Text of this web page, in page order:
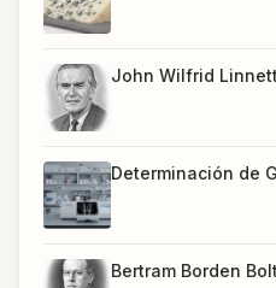
John Wilfrid Linnett
Determinación de
Bertram Borden